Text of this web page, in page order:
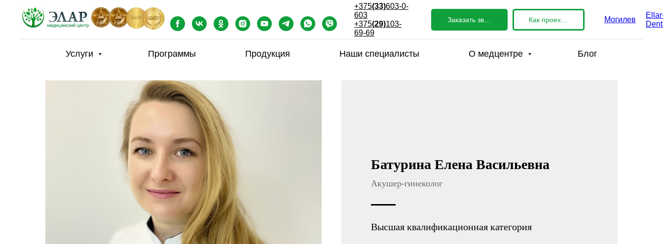
+375(33)603-0-
603
+375(29)103-
69-69
Как проехать? Могилев
Услуги Программы Продукция Наши специалисты О медцентре Блог
Батурина Елена Васильевна
Акушер-гинеколог
Высшая квалификационная категория